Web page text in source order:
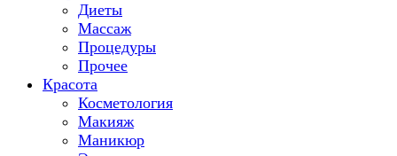
Диеты
Массаж
Процедуры
Прочее
Красота
Косметология
Макияж
Маникюр